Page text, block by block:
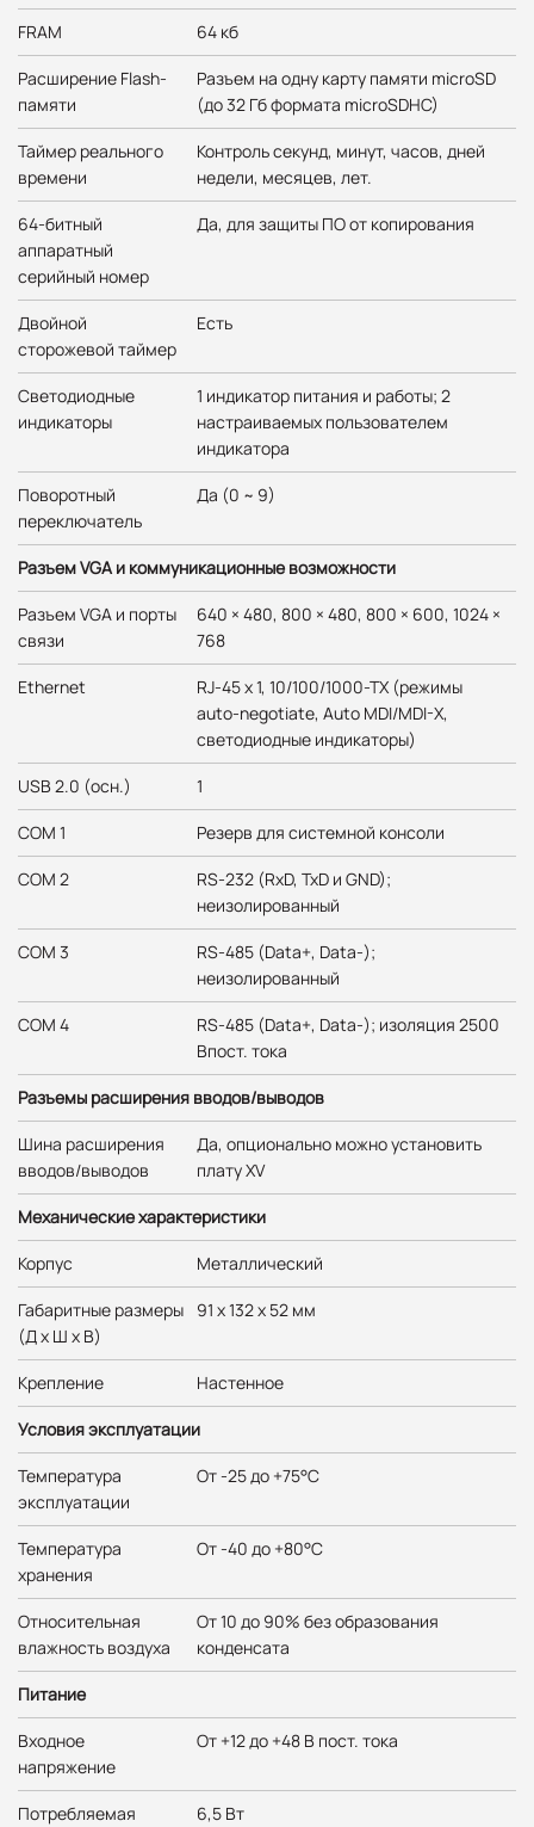
FRAM 64 кб
Расширение Flash-
памяти
Разъем на одну карту памяти microSD
(до 32 Гб формата microSDHC)
Таймер реального
времени
Контроль секунд, минут, часов, дней
недели, месяцев, лет.
64-битный
аппаратный
серийный номер
Да, для защиты ПО от копирования
Двойной
сторожевой таймер
Есть
Светодиодные
индикаторы
1 индикатор питания и работы; 2
настраиваемых пользователем
индикатора
Поворотный
переключатель
Да (0 ~ 9)
Разъем VGA и коммуникационные возможности
Разъем VGA и порты
связи
640 × 480, 800 × 480, 800 × 600, 1024 ×
768
Ethernet
RJ-45 x 1, 10/100/1000-TX (режимы
auto-negotiate, Auto MDI/MDI-X,
светодиодные индикаторы)
USB 2.0 (осн.) 1
COM 1 Резерв для системной консоли
COM 2
RS-232 (RxD, TxD и GND);
неизолированный
COM 3
RS-485 (Data+, Data-);
неизолированный
COM 4
RS-485 (Data+, Data-); изоляция 2500
Впост. тока
Разъемы расширения вводов/выводов
Шина расширения
вводов/выводов
Да, опционально можно установить
плату XV
Механические характеристики
Корпус Металлический
Габаритные размеры
(Д х Ш х В)
91 x 132 x 52 мм
Крепление Настенное
Условия эксплуатации
Температура
эксплуатации
От -25 до +75°C
Температура
хранения
От -40 до +80°C
Относительная
влажность воздуха
От 10 до 90% без образования
конденсата
Питание
Входное
напряжение
От +12 до +48 В пост. тока
Потребляемая
6,5 Вт